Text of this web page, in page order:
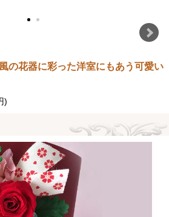
の花器に彩った洋室にもあう可愛い
)